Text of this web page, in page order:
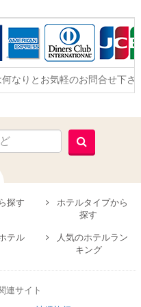
何なりとお気軽のお問合せ下さ
探す
ホテルタイプから
探す
テル
人気のホテルラン
キング
連サイト